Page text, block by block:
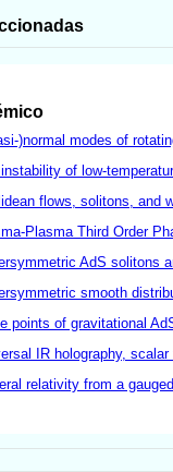
)normal modes of
of low-
flows, solitons, and
Plasma Third Order
AdS solitons
smooth
points of gravitational
IR holography,
relativity from a